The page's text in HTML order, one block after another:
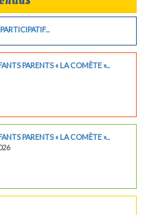
PARENTS « LA COMÈTE »...
PARENTS « LA COMÈTE »...